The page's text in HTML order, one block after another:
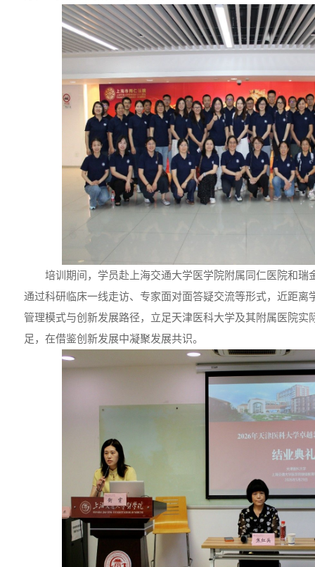
培训期间，学员赴上海交通大学医学院附属同仁医院和瑞
通过科研临床一线走访、专家面对面答疑交流等形式，近距离
管理模式与创新发展路径，立足天津医科大学及其附属医院实
足，在借鉴创新发展中凝聚发展共识。